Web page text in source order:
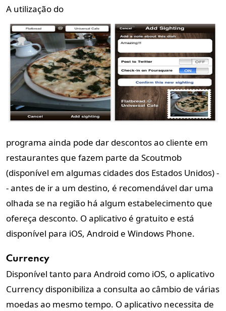
A utilização do
programa ainda pode dar descontos ao cliente em
restaurantes que fazem parte da Scoutmob
(disponível em algumas cidades dos Estados Unidos) -
- antes de ir a um destino, é recomendável dar uma
olhada se na região há algum estabelecimento que
ofereça desconto. O aplicativo é gratuito e está
disponível para iOS, Android e Windows Phone.
Currency
Disponível tanto para Android como iOS, o aplicativo
Currency disponibiliza a consulta ao câmbio de várias
moedas ao mesmo tempo. O aplicativo necessita de